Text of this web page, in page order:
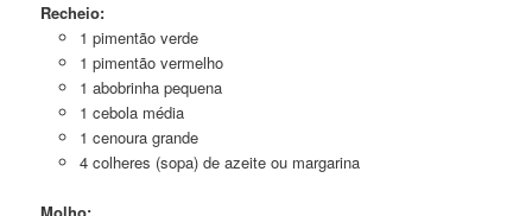
Recheio:
1 pimentão verde
1 pimentão vermelho
1 abobrinha pequena
1 cebola média
1 cenoura grande
4 colheres (sopa) de azeite ou margarina